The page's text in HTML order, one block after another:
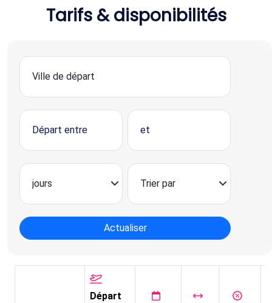
Tarifs & disponibilités
Actualiser
Départ